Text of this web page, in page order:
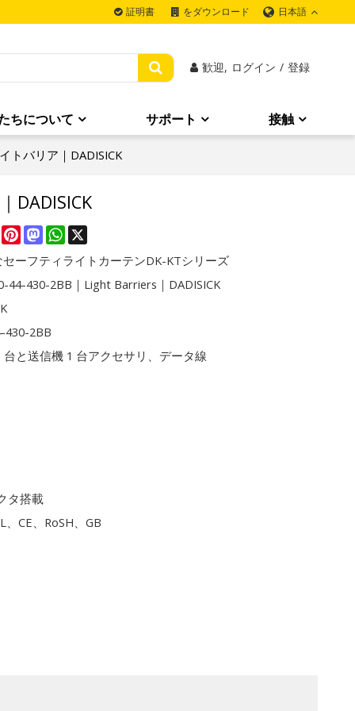
証明書 をダウンロード 日本語
歓迎, ログイン / 登録
ちについて サポート 接触
トバリア｜DADISICK
DADISICK
Facebook
PinterestMastodonWhatsApp
ーフティライトカーテンDK-KTシリーズ
44-430-2BB｜Light Barriers｜DADISICK
430-2BB
台と送信機 1 台アクセサリ、データ線
タ搭載
、CE、RoSH、GB